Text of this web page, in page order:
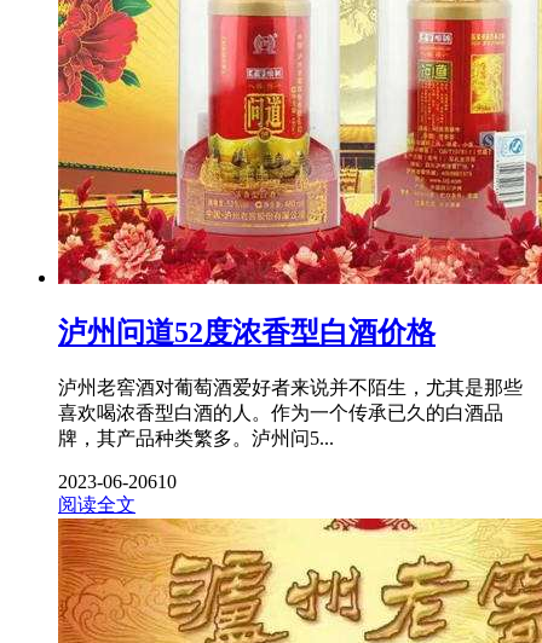
泸州问道52度浓香型白酒价格
泸州老窖酒对葡萄酒爱好者来说并不陌生，尤其是那些
喜欢喝浓香型白酒的人。作为一个传承已久的白酒品
牌，其产品种类繁多。泸州问5...
2023-06-20610
阅读全文